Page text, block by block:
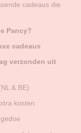
cadeaus die
Pancy?
cadeaus
verzonden uit
& BE)
kosten